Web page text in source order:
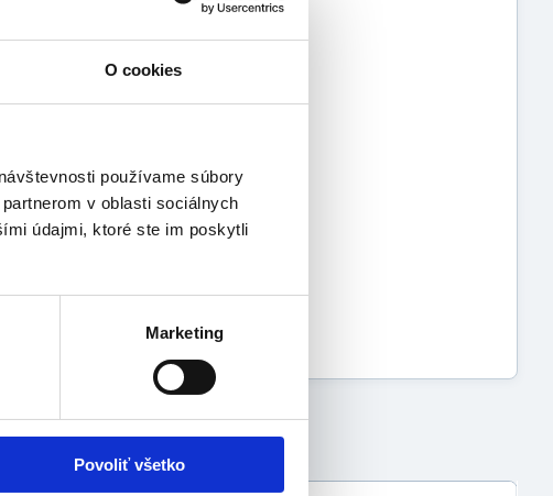
O cookies
používame súbory
v oblasti sociálnych
údajmi, ktoré ste im poskytli
Marketing
Povoliť všetko
SR www.pg.com